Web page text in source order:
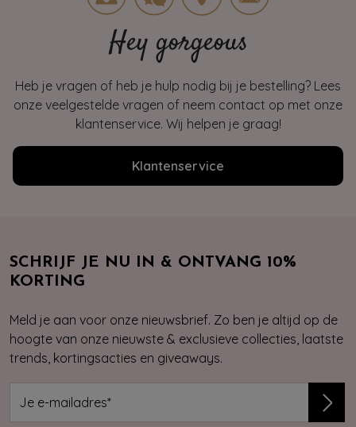
Hey gorgeous
Heb je vragen of heb je hulp nodig bij je bestelling? Lees
onze veelgestelde vragen of neem contact op met onze
klantenservice. Wij helpen je graag!
Klantenservice
SCHRIJF JE NU IN & ONTVANG 10%
KORTING
Meld je aan voor onze nieuwsbrief. Zo ben je altijd op de
hoogte van onze nieuwste & exclusieve collecties, laatste
trends, kortingsacties en giveaways.